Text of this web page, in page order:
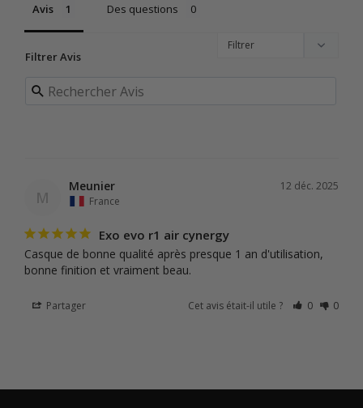
Avis Des questions
Filtrer Avis
M
12 déc. 2025
Meunier
France
Exo evo r1 air cynergy
Casque de bonne qualité après presque 1 an d'utilisation,
bonne finition et vraiment beau.
Partager Cet avis était-il utile ? 0 0